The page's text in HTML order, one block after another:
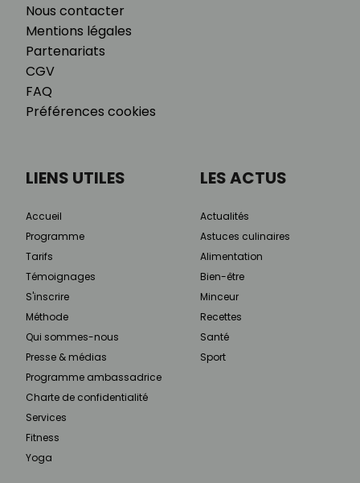
Nous contacter
Mentions légales
Partenariats
CGV
FAQ
Préférences cookies
LIENS UTILES
Accueil
Programme
Tarifs
Témoignages
S'inscrire
Méthode
Qui sommes-nous
Presse & médias
Programme ambassadrice
Charte de confidentialité
Services
Fitness
Yoga
LES ACTUS
Actualités
Astuces culinaires
Alimentation
Bien-être
Minceur
Recettes
Santé
Sport